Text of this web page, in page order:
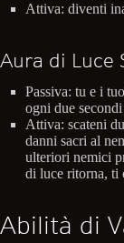
Attiva: diventi
Aura di Luce
Passiva: tu e i
ogni due
Attiva: scateni
danni sacri al
ulteriori nemici
di luce ritorna, ti
Abilità di